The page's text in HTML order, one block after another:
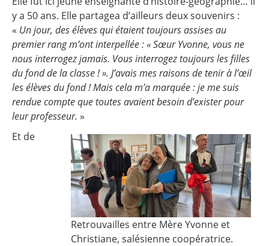
y a 50 ans. Elle partagea d’ailleurs deux souvenirs :
« Un jour, des élèves qui étaient toujours assises au
premier rang m’ont interpellée : « Sœur Yvonne, vous ne
nous interrogez jamais. Vous interrogez toujours les filles
du fond de la classe ! ». J’avais mes raisons de tenir à l’œil
les élèves du fond ! Mais cela m’a marquée : je me suis
rendue compte que toutes avaient besoin d’exister pour
leur professeur. »
Retrouvailles entre Mère Yvonne et
Christiane, salésienne coopératrice.
Et de